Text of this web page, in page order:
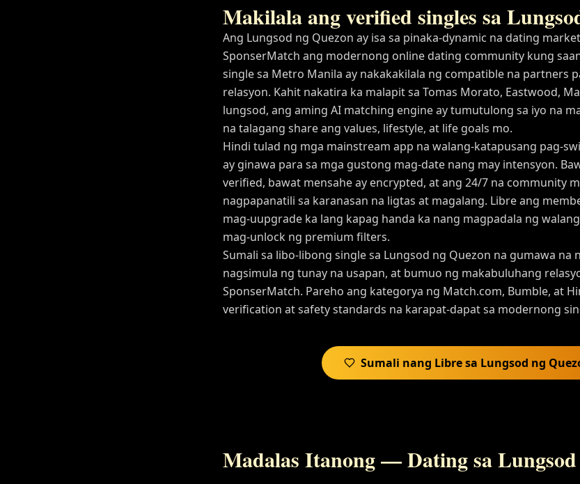
Makilala ang verified singles sa
Ang Lungsod ng Quezon ay isa sa pinaka-dynamic na dating
SponserMatch ang modernong online dating community kung
single sa Metro Manila ay nakakakilala ng compatible na partners
relasyon. Kahit nakatira ka malapit sa Tomas Morato, Eastwood,
lungsod, ang aming AI matching engine ay tumutulong sa iyo na
na talagang share ang values, lifestyle, at life goals mo.
Hindi tulad ng mga mainstream app na walang-katapusang pag-
ay ginawa para sa mga gustong mag-date nang may intensyon.
verified, bawat mensahe ay encrypted, at ang 24/7 na community
nagpapanatili sa karanasan na ligtas at magalang. Libre ang
mag-uupgrade ka lang kapag handa ka nang magpadala ng
mag-unlock ng premium filters.
Sumali sa libo-libong single sa Lungsod ng Quezon na gumawa na
nagsimula ng tunay na usapan, at bumuo ng makabuluhang
SponserMatch. Pareho ang kategorya ng Match.com, Bumble, at
verification at safety standards na karapat-dapat sa modernong
Sumali nang Libre sa Lungsod ng
Madalas Itanong — Dating sa Lungsod